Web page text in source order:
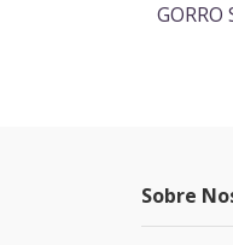
GORRO
Sobre